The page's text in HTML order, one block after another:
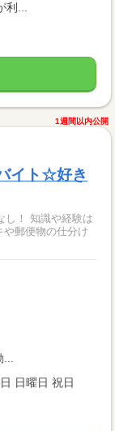
利...
1週間以内公開
イト☆好き
日曜日 祝日